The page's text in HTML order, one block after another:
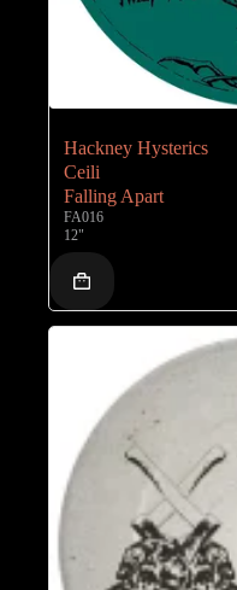
Hackney Hysterics
Ceili
Falling Apart
FA016
12"